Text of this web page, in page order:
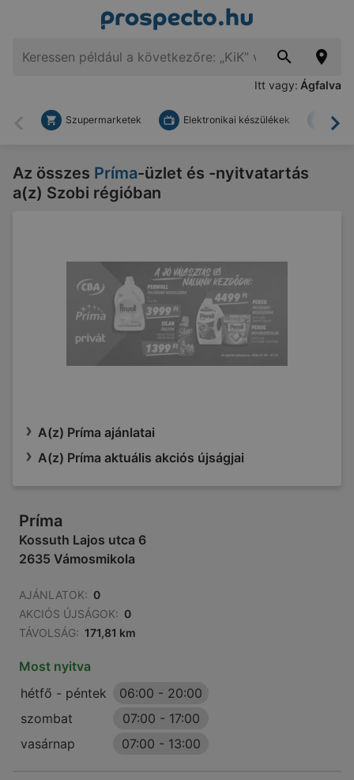
Itt vagy: Ágfalva
Vissza
Szupermarketek Elektronikai készülékek
Az összes Príma-üzlet és -nyitvatartás
a(z) Szobi régióban
A(z) Príma ajánlatai
A(z) Príma aktuális akciós újságjai
Príma
Kossuth Lajos utca 6
2635 Vámosmikola
AJÁNLATOK: 0
AKCIÓS ÚJSÁGOK: 0
TÁVOLSÁG: 171,81 km
Most nyitva
hétfő - péntek
06:00 - 20:00
szombat
07:00 - 17:00
vasárnap
07:00 - 13:00